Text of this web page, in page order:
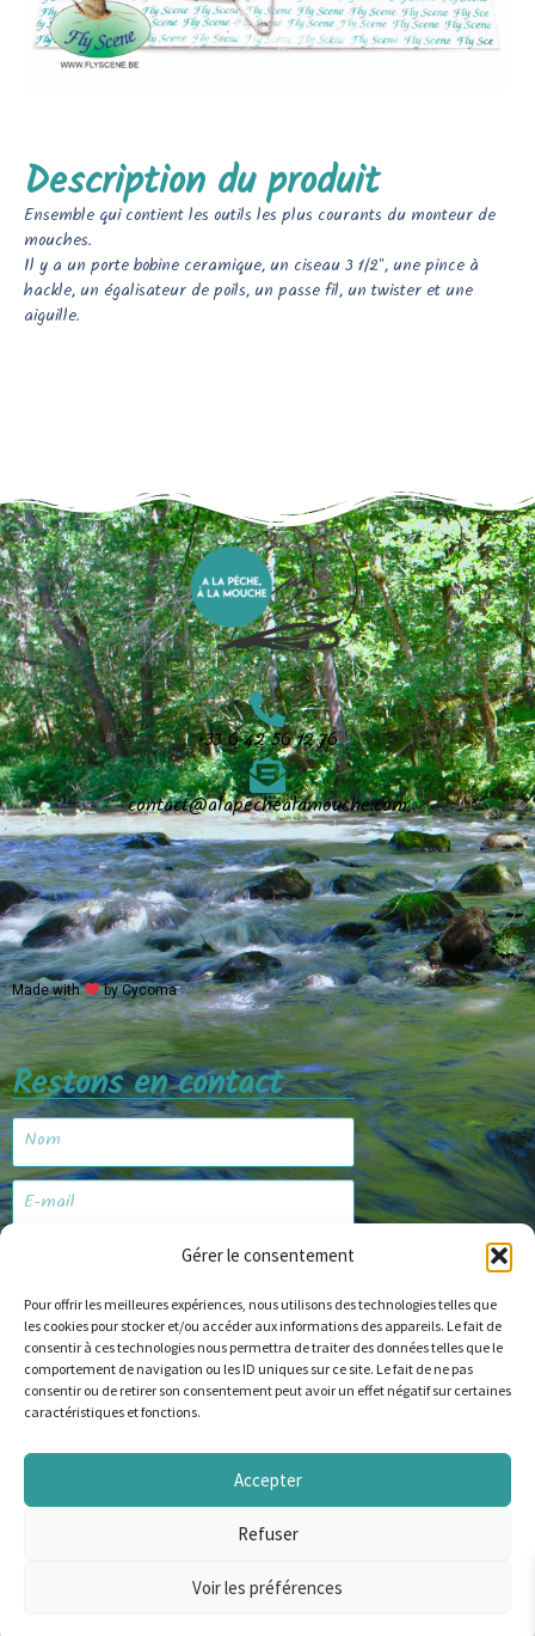
Gérer le consentement
Pour offrir les meilleures expériences, nous utilisons des technologies telles que
les cookies pour stocker et/ou accéder aux informations des appareils. Le fait de
consentir à ces technologies nous permettra de traiter des données telles que le
comportement de navigation ou les ID uniques sur ce site. Le fait de ne pas
consentir ou de retirer son consentement peut avoir un effet négatif sur certaines
caractéristiques et fonctions.
Accepter
Refuser
Voir les préférences
Description du produit
Ensemble qui contient les outils les plus courants du monteur de
mouches.
Il y a un porte bobine ceramique, un ciseau 3 1/2″, une pince à
hackle, un égalisateur de poils, un passe fil, un twister et une
aiguille.
+33 6 42 56 12 76
contact@alapechealamouche.com
Made with by Cycoma
Restons en contact
Je m'abonne
Site web
© Copyright 2024 alapechealamouche.com
English(Anglais)